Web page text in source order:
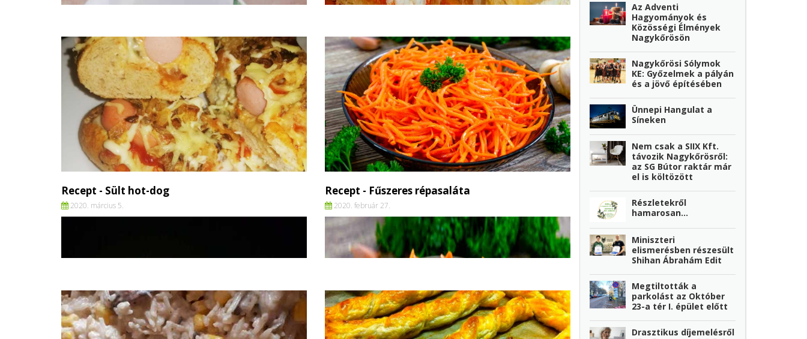
Recept - Sült hot-dog
2020. március 5.
Recept - Fűszeres répasaláta
2020. február 27.
Az Adventi
Hagyományok és
Közösségi Élmények
Nagykőrösön
Nagykőrösi Sólymok
KE: Győzelmek a pályán
és a jövő építésében
Ünnepi Hangulat a
Síneken
Nem csak a SIIX Kft.
távozik Nagykőrösről:
az SG Bútor raktár már
el is költözött
Részletekről
hamarosan...
Miniszteri
elismerésben részesült
Shihan Ábrahám Edit
Megtiltották a
parkolást az Október
23-a tér I. épület előtt
Drasztikus díjemelésről